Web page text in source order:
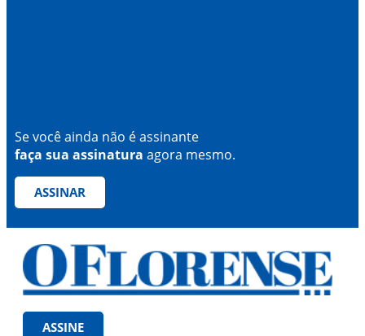
Se você ainda não é assinante
faça sua assinatura agora mesmo.
ASSINAR
ASSINE